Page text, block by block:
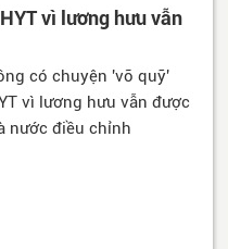
vì lương hưu vẫn
có chuyện 'vỡ quỹ'
vì lương hưu vẫn được
nước điều chỉnh